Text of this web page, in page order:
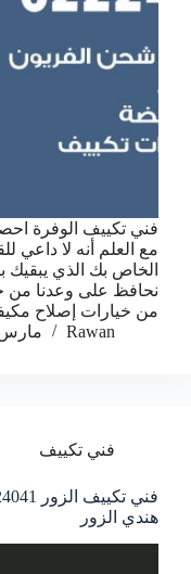
فني تكييف الوفرة
مع العلم أنه لا داعي
الخاص بك الذي
نحافظ على وعدنا من
من خيارات إصلاح
Rawan
مارس 27,
فني تكييف
هندي الزور